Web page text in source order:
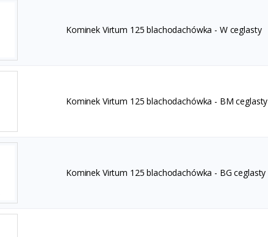
Kominek Virtum 125 blachodachówka - W ceglasty
Kominek Virtum 125 blachodachówka - BM ceglasty
Kominek Virtum 125 blachodachówka - BG ceglasty